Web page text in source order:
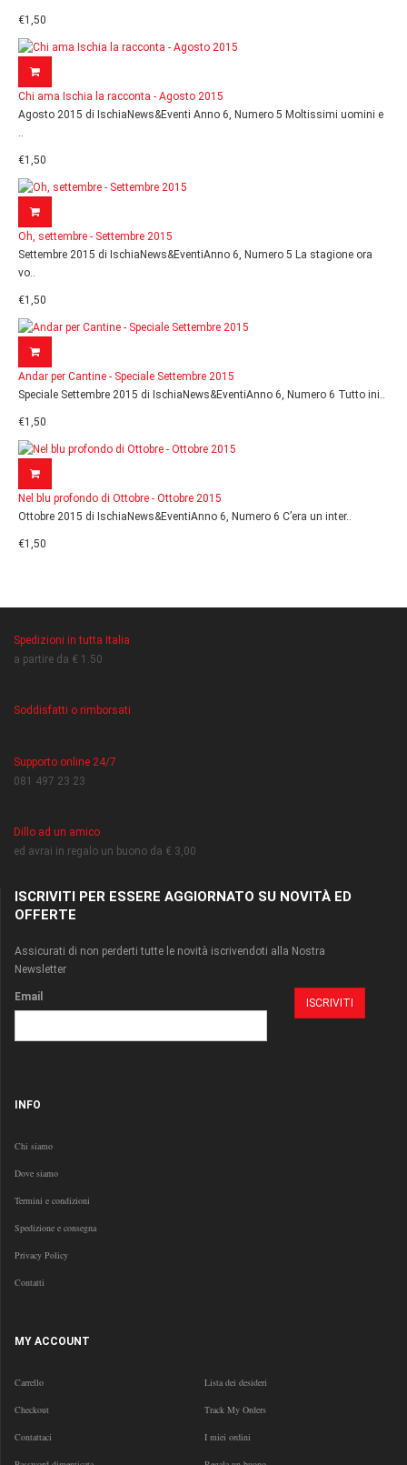
€1,50
Chi ama Ischia la racconta - Agosto 2015
Agosto 2015 di IschiaNews&Eventi Anno 6, Numero 5 Moltissimi uomini e
..
€1,50
Oh, settembre - Settembre 2015
Settembre 2015 di IschiaNews&EventiAnno 6, Numero 5 La stagione ora
vo..
€1,50
Andar per Cantine - Speciale Settembre 2015
Speciale Settembre 2015 di IschiaNews&EventiAnno 6, Numero 6 Tutto ini..
€1,50
Nel blu profondo di Ottobre - Ottobre 2015
Ottobre 2015 di IschiaNews&EventiAnno 6, Numero 6 C’era un inter..
€1,50
Spedizioni in tutta Italia
a partire da € 1.50
Soddisfatti o rimborsati
Supporto online 24/7
081 497 23 23
Dillo ad un amico
ed avrai in regalo un buono da € 3,00
ISCRIVITI PER ESSERE AGGIORNATO SU NOVITÀ ED
OFFERTE
Assicurati di non perderti tutte le novità iscrivendoti alla Nostra
Newsletter
Email
INFO
Chi siamo
Dove siamo
Termini e condizioni
Spedizione e consegna
Privacy Policy
Contatti
MY ACCOUNT
Carrello Lista dei desideri
Checkout Track My Orders
Contattaci I miei ordini